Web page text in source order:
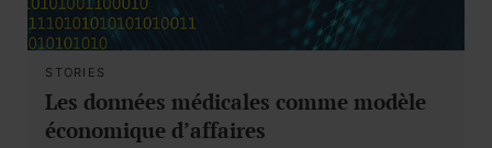
STORIES
Les données médicales comme modèle
économique d’affaires